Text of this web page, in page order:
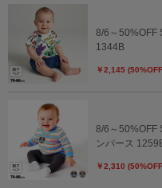
8/6～50%OFF
1344B
￥2,145
8/6～50%OFF
ンパース
￥2,310